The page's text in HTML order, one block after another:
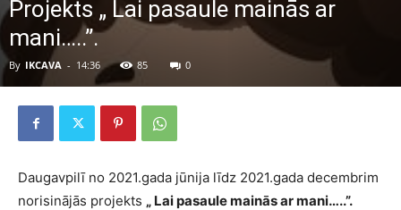
Projekts „ Lai pasaule mainās ar
mani…..”.
By IKCAVA - 14:36 85 0
Daugavpilī no 2021.gada jūnija līdz 2021.gada decembrim
norisinājās projekts „ Lai pasaule mainās ar mani…..”.